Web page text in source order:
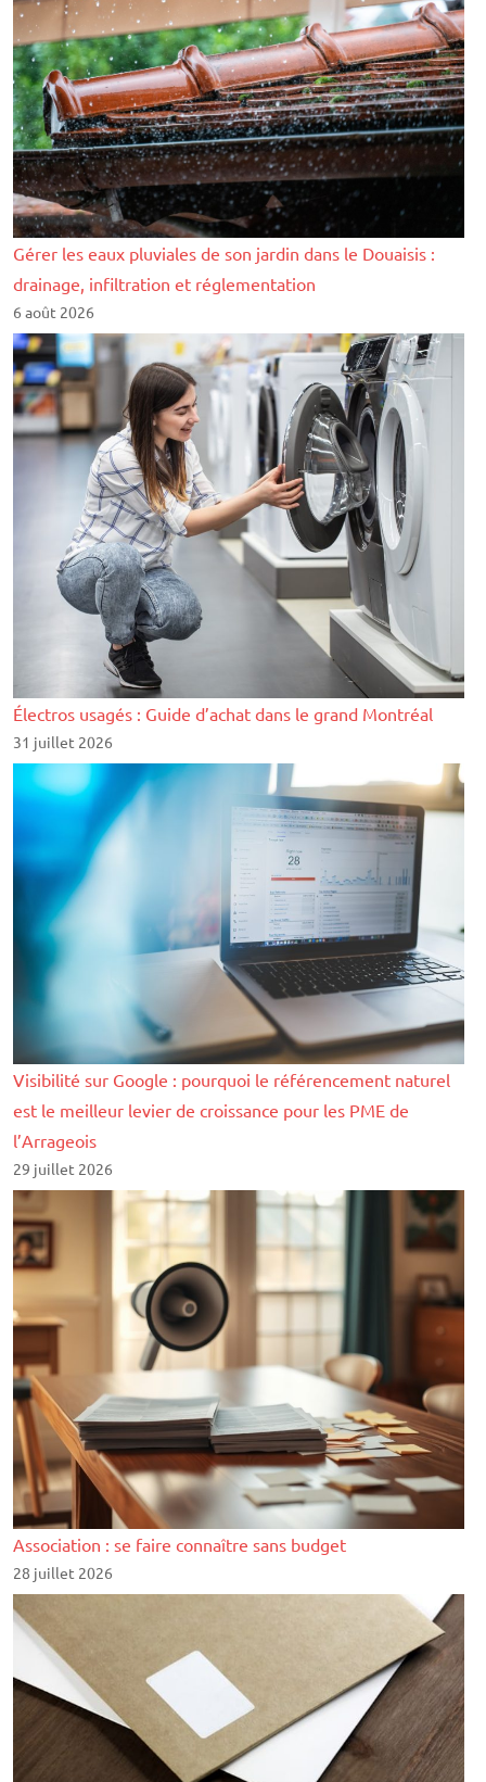
Gérer les eaux pluviales de son jardin dans le Douaisis :
drainage, infiltration et réglementation
6 août 2026
Électros usagés : Guide d’achat dans le grand Montréal
31 juillet 2026
Visibilité sur Google : pourquoi le référencement naturel
est le meilleur levier de croissance pour les PME de
l’Arrageois
29 juillet 2026
Association : se faire connaître sans budget
28 juillet 2026